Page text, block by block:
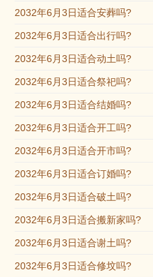
2032年6月3日适合安葬吗?
2032年6月3日适合出行吗?
2032年6月3日适合动土吗?
2032年6月3日适合祭祀吗?
2032年6月3日适合结婚吗?
2032年6月3日适合开工吗?
2032年6月3日适合开市吗?
2032年6月3日适合订婚吗?
2032年6月3日适合破土吗?
2032年6月3日适合搬新家吗?
2032年6月3日适合谢土吗?
2032年6月3日适合修坟吗?